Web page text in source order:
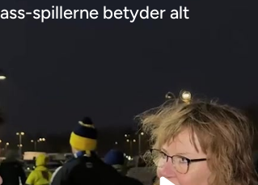
spillerne betyder alt